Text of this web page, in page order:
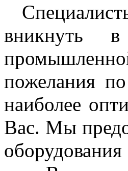
вникнуть
пожелания
наиболее
Вас. Мы